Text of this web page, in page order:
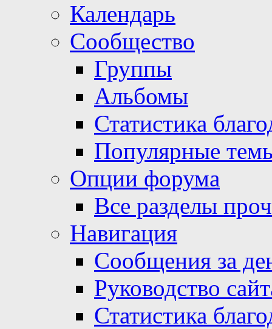
Календарь
Сообщество
Группы
Альбомы
Статистика
Популярные
Опции форума
Все разделы
Навигация
Сообщения за
Руководство
Статистика